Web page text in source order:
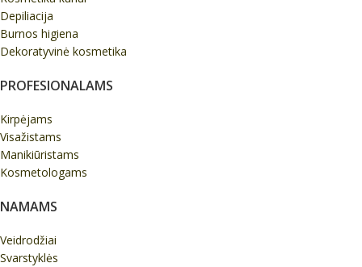
Depiliacija
Burnos higiena
Dekoratyvinė kosmetika
PROFESIONALAMS
Kirpėjams
Visažistams
Manikiūristams
Kosmetologams
NAMAMS
Veidrodžiai
Svarstyklės